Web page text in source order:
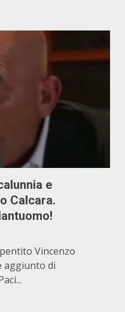
e
Calcara.
pentito Vincenzo
aggiunto di